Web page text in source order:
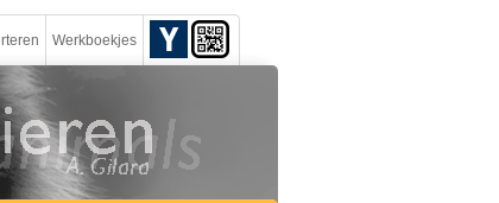
Werkboekjes